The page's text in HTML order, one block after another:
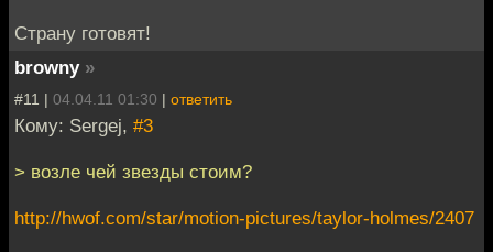
Страну готовят!
browny »
#11 | 04.04.11 01:30 | ответить
Кому: Sergej, #3
> возле чей звезды стоим?
http://hwof.com/star/motion-pictures/taylor-holmes/2407